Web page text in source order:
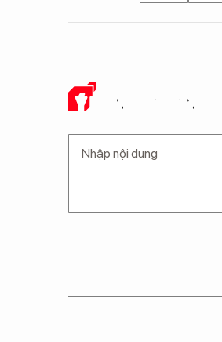
Ý KIẾN CỦA BẠN